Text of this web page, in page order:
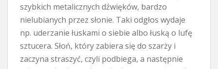
szybkich metalicznych dźwięków, bardzo
nielubianych przez słonie. Taki odgłos wydaje
np. uderzanie łuskami o siebie albo łuską o lufę
sztucera. Słoń, który zabiera się do szarży i
zaczyna straszyć, czyli podbiega, a następnie